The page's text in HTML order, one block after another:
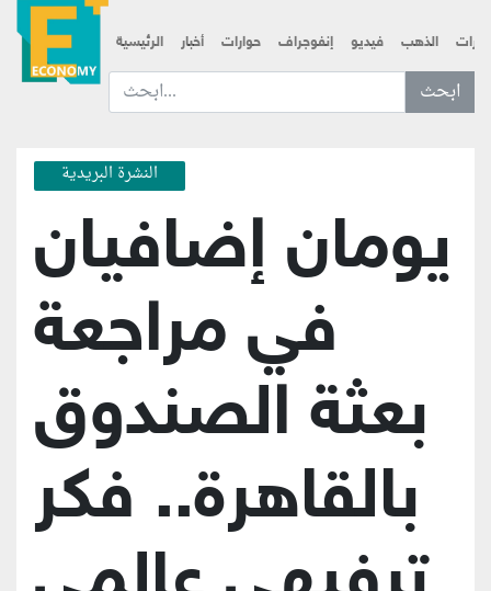
الرئيسية أخبار حوارات إنفوجراف فيديو الذهب
ابحث عن... :
النشرة البريدية
يومان إضافيان
في مراجعة
بعثة الصندوق
بالقاهرة.. فكر